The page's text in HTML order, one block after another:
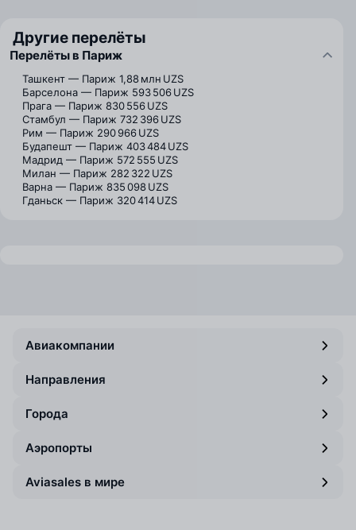
Другие перелёты
Перелёты в Париж
Ташкент — Париж 1,88 млн UZS
Барселона — Париж 593 506 UZS
Прага — Париж 830 556 UZS
Стамбул — Париж 732 396 UZS
Рим — Париж 290 966 UZS
Будапешт — Париж 403 484 UZS
Мадрид — Париж 572 555 UZS
Милан — Париж 282 322 UZS
Варна — Париж 835 098 UZS
Гданьск — Париж 320 414 UZS
Авиакомпании
Направления
Города
Аэропорты
Aviasales в мире